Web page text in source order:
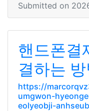
Submitted on
핸드폰결
결하는 방
https://
umgwon-
eolyeobji-